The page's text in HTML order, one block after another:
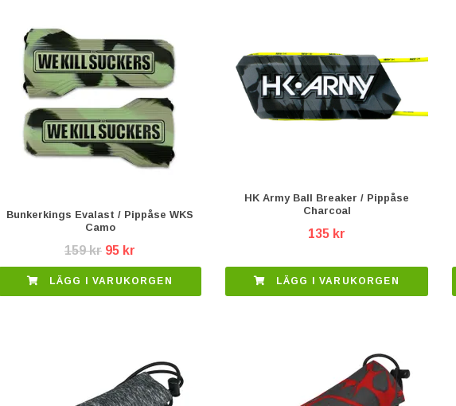
Bunkerkings Evalast / Pippåse WKS
Camo
159 kr 95 kr
LÄGG I VARUKORGEN
HK Army Ball Breaker / Pippåse
Charcoal
135 kr
LÄGG I VARUKORGEN